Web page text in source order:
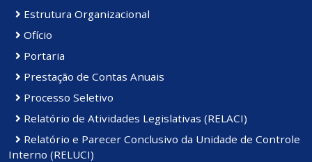
Estrutura Organizacional
Ofício
Portaria
Prestação de Contas Anuais
Processo Seletivo
Relatório de Atividades Legislativas (RELACI)
Relatório e Parecer Conclusivo da Unidade de Controle
Interno (RELUCI)